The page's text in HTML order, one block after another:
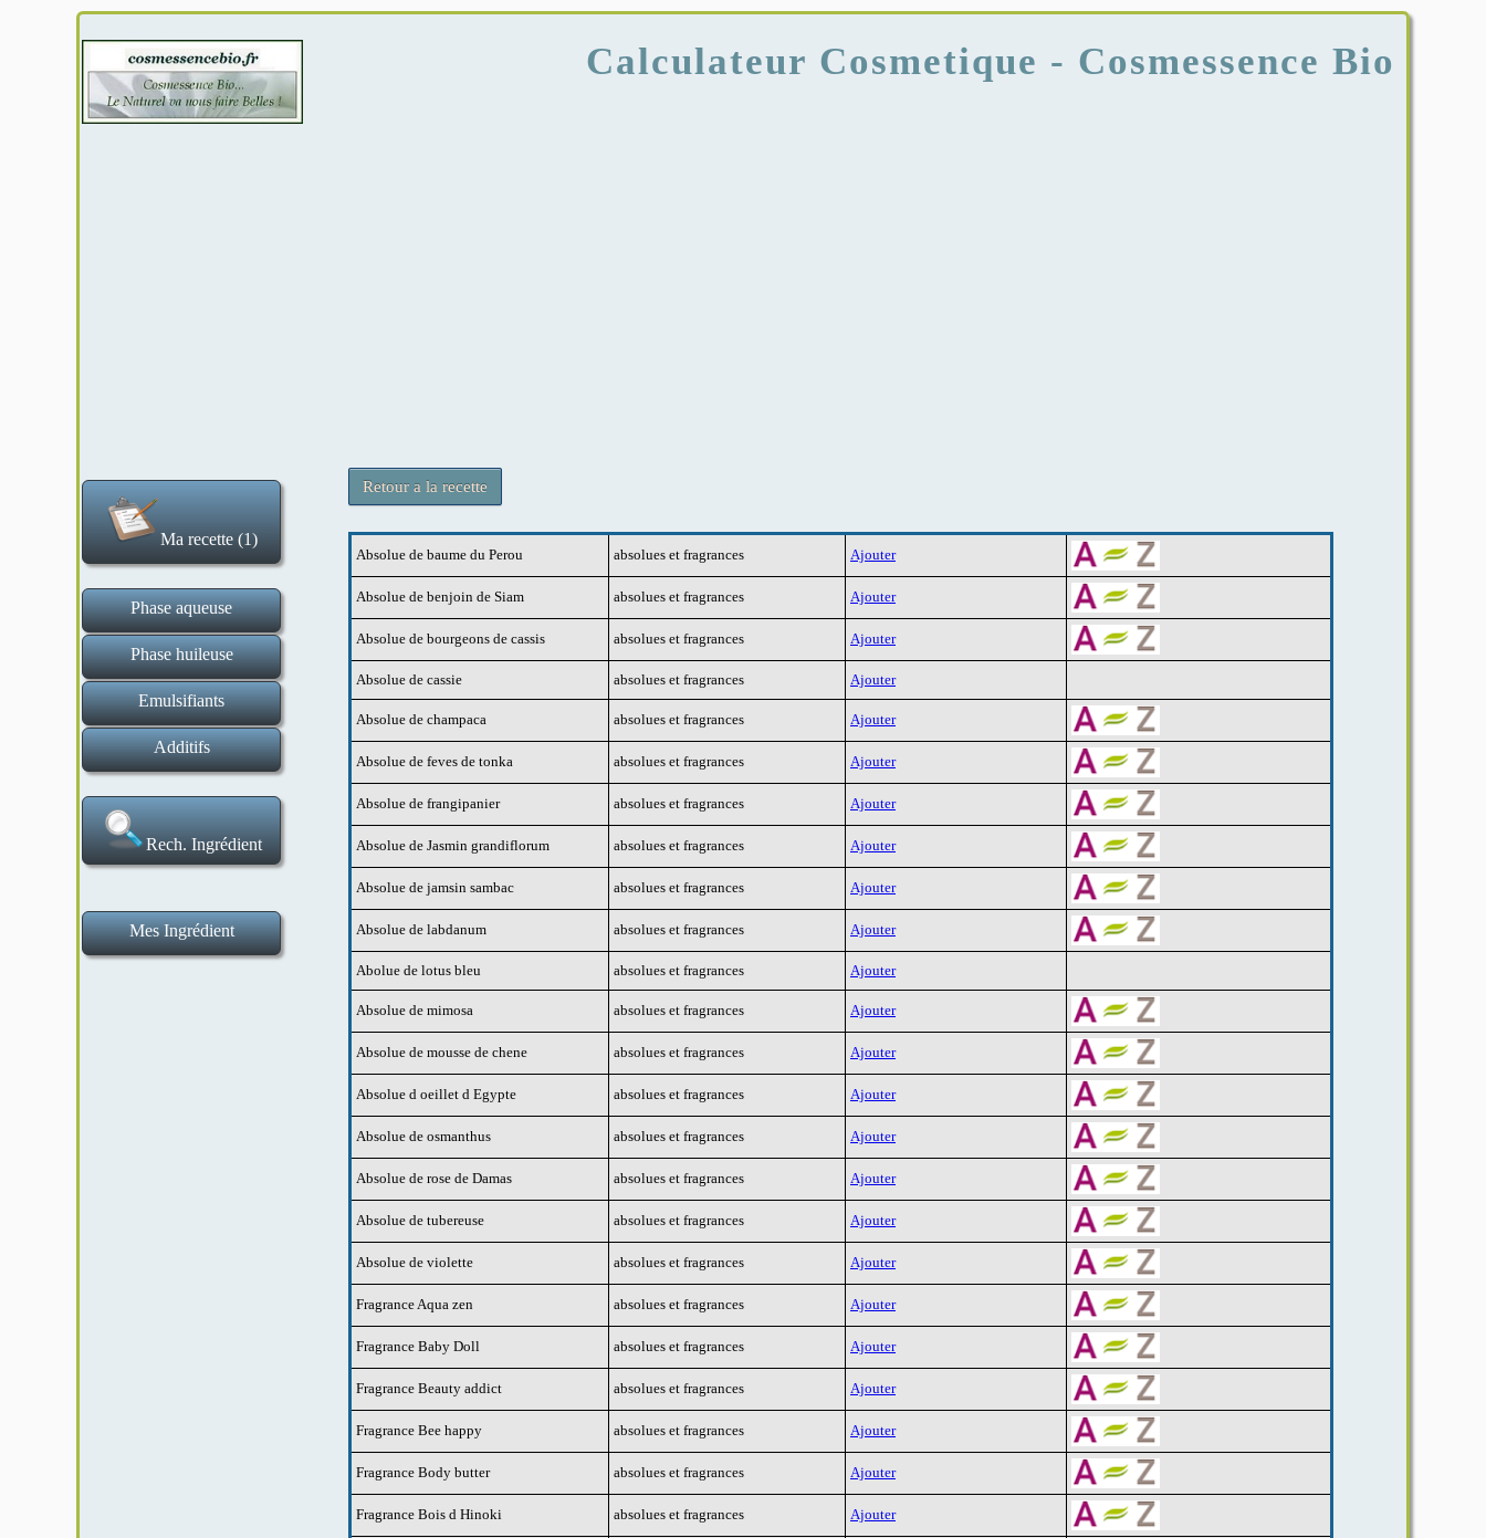
Calculateur Cosmetique - Cosmessence Bio
Ma recette (1)
Phase aqueuse
Ingrédients de base
Hydrolats et eaux florales
Actifs liquides
Actifs en poudre
Gommes et gélifiants
Tensio actifs liquides
Tensio actifs solides
Phase huileuse
Huiles végétales
Macérats huileux
Esters huileux et assimilés
Beurres végétaux
Cires et épaississants
Actifs
Emulsifiants
Emulsifiants H E et E H
Additifs
Rech. Ingrédient
Mes Ingrédient
Retour a la recette
Absolue de baume du Perou absolues et fragrances Ajouter
Absolue de benjoin de Siam absolues et fragrances Ajouter
Absolue de bourgeons de cassis absolues et fragrances Ajouter
Absolue de cassie absolues et fragrances Ajouter
Absolue de champaca absolues et fragrances Ajouter
Absolue de feves de tonka absolues et fragrances Ajouter
Absolue de frangipanier absolues et fragrances Ajouter
Absolue de Jasmin grandiflorum absolues et fragrances Ajouter
Absolue de jamsin sambac absolues et fragrances Ajouter
Absolue de labdanum absolues et fragrances Ajouter
Abolue de lotus bleu absolues et fragrances Ajouter
Absolue de mimosa absolues et fragrances Ajouter
Absolue de mousse de chene absolues et fragrances Ajouter
Absolue d oeillet d Egypte absolues et fragrances Ajouter
Absolue de osmanthus absolues et fragrances Ajouter
Absolue de rose de Damas absolues et fragrances Ajouter
Absolue de tubereuse absolues et fragrances Ajouter
Absolue de violette absolues et fragrances Ajouter
Fragrance Aqua zen absolues et fragrances Ajouter
Fragrance Baby Doll absolues et fragrances Ajouter
Fragrance Beauty addict absolues et fragrances Ajouter
Fragrance Bee happy absolues et fragrances Ajouter
Fragrance Body butter absolues et fragrances Ajouter
Fragrance Bois d Hinoki absolues et fragrances Ajouter